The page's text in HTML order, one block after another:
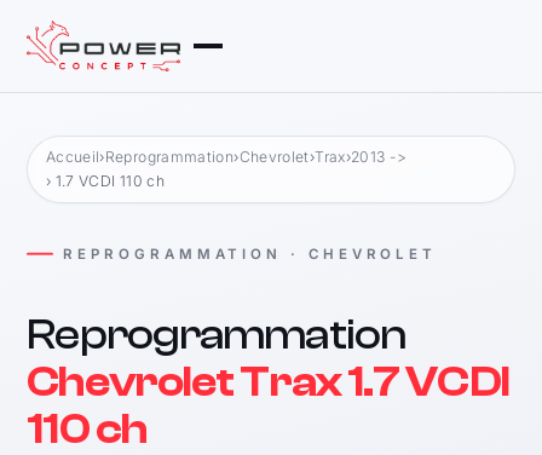
Accueil›Reprogrammation›Chevrolet›Trax›2013 ->
› 1.7 VCDI 110 ch
REPROGRAMMATION · CHEVROLET
Reprogrammation
Chevrolet Trax 1.7 VCDI
110 ch